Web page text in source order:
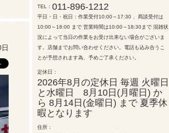
TEL 011-896-1212
平日・日・祝日：作業受付10:00～17:30 、商談受付は
10:00～18:00 まで 営業時間は10:00～18:30まで 混雑状
況によって当日の作業をお受け出来ない場合がございま
す。店舗までお問い合わせください。電話も込み合うこ
とが予想されます為、予めご了承ください。
定休日
2026年8月の定休日 毎週 火曜日
と水曜日 8月10日(月曜日) か
ら 8月14日(金曜日) まで 夏季休
暇となります
住所